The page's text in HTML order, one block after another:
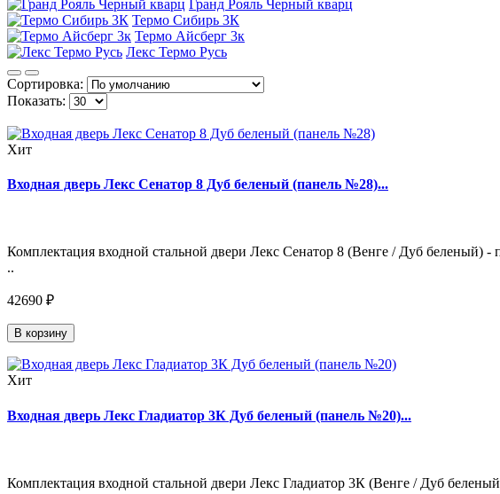
Гранд Рояль Черный кварц
Термо Сибирь 3К
Термо Айсберг 3к
Лекс Термо Русь
Сортировка:
Показать:
Хит
Входная дверь Лекс Сенатор 8 Дуб беленый (панель №28)...
Комплектация входной стальной двери Лекс Сенатор 8 (Венге / Дуб беленый)
..
42690 ₽
В корзину
Хит
Входная дверь Лекс Гладиатор 3К Дуб беленый (панель №20)...
Комплектация входной стальной двери Лекс Гладиатор 3К (Венге / Дуб